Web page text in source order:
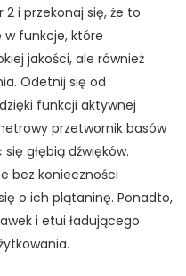
2 i przekonaj się, że to
w funkcje, które
jakości, ale również
Odetnij się od
funkcji aktywnej
przetwornik basów
głębią dźwięków.
bez konieczności
o ich plątaninę. Ponadto,
i etui ładującego